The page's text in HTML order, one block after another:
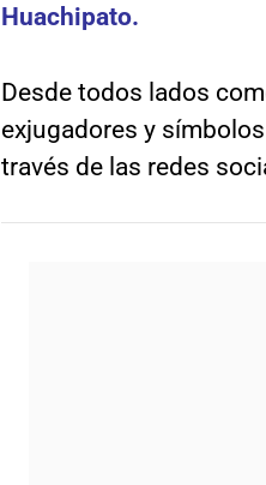
Huachipato.
Desde todos lados
exjugadores y
través de las redes